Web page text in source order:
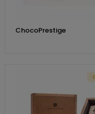
ChocoPrestige